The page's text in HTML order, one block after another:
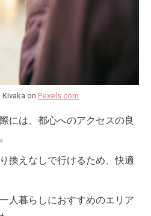
Kivaka on Pexels.com
には、都心へのアクセスの良
換えなしで行けるため、快適
人暮らしにおすすめのエリア